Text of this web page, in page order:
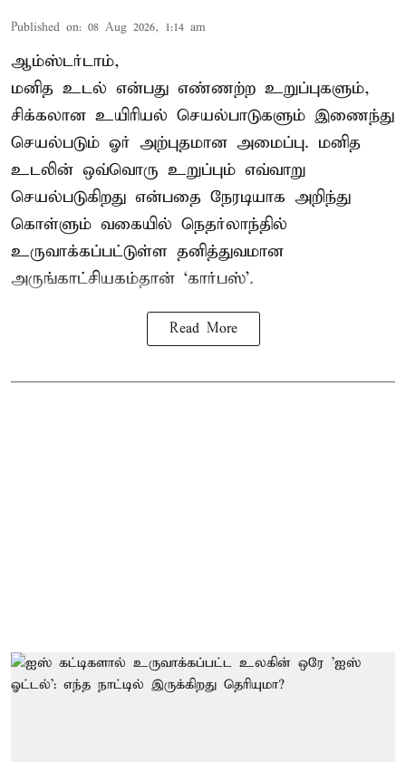
Published on: 08 Aug 2026, 1:14 am
ஆம்ஸ்டர்டாம்,
மனித உடல் என்பது எண்ணற்ற உறுப்புகளும்,
சிக்கலான உயிரியல் செயல்பாடுகளும் இணைந்து
செயல்படும் ஓர் அற்புதமான அமைப்பு. மனித
உடலின் ஒவ்வொரு உறுப்பும் எவ்வாறு
செயல்படுகிறது என்பதை நேரடியாக அறிந்து
கொள்ளும் வகையில் நெதர்லாந்தில்
உருவாக்கப்பட்டுள்ள தனித்துவமான
அருங்காட்சியகம்தான் ‘கார்பஸ்’.
Read More